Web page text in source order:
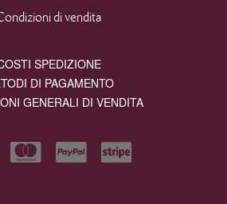
di vendita
SPEDIZIONE
DI PAGAMENTO
GENERALI DI VENDITA